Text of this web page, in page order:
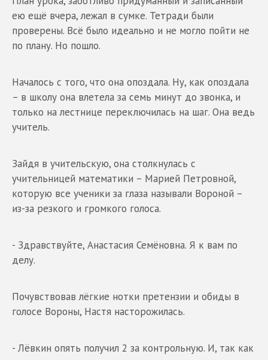
ею ещё вчера, лежал в сумке. Тетради были
проверены. Всё было идеально и не могло пойти не
по плану. Но пошло.
Началось с того, что она опоздала. Ну, как опоздала
– в школу она влетела за семь минут до звонка, и
только на лестнице переключилась на шаг. Она ведь
учитель.
Зайдя в учительскую, она столкнулась с
учительницей математики – Марией Петровной,
которую все ученики за глаза называли Вороной –
из-за резкого и громкого голоса.
- Здравствуйте, Анастасия Семёновна. Я к вам по
делу.
Почувствовав лёгкие нотки претензии и обиды в
голосе Вороны, Настя насторожилась.
- Лёвкин опять получил 2 за контрольную. И, так как